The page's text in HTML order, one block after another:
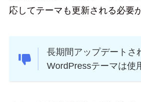
応してテーマも更新される必要
長期間アップデートさ
WordPressテーマは使